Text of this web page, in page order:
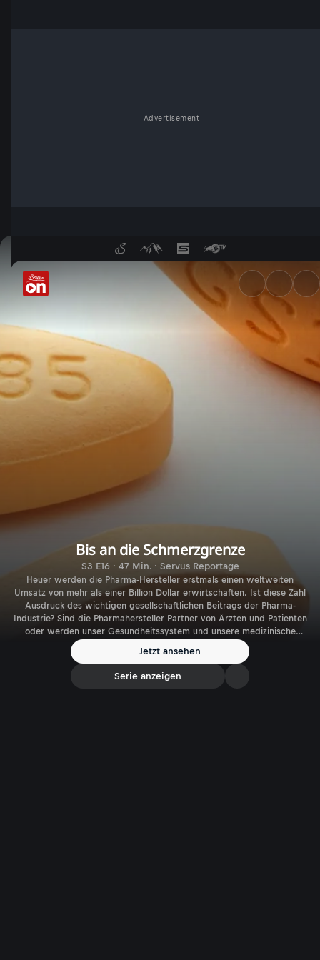
Advertisement
Bis an die Schmerzgrenze -
Bis an die Schmerzgrenze
S3 E16 · 47 Min. · Servus Reportage
Heuer werden die Pharma-Hersteller erstmals einen weltweiten
Umsatz von mehr als einer Billion Dollar erwirtschaften. Ist diese Zahl
Ausdruck des wichtigen gesellschaftlichen Beitrags der Pharma-
Industrie? Sind die Pharmahersteller Partner von Ärzten und Patienten
oder werden unser Gesundheitssystem und unsere medizinische
Behandlung von der Pharma-Industrie korrumpiert und manipuliert?
Die Reportage wirft einen kritischen Blick auf Wirkung und
Nebenwirkungen der Pharma-Industrie.
Jetzt ansehen
Serie anzeigen